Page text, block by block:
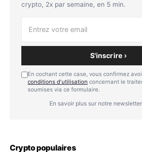
crypto, 2x par semaine, en 5 min.
S'inscrire ›
En cochant cette case, vous confirmez
conditions d'utilisation concernant le
soumises via ce formulaire.
En savoir plus sur notre
Crypto populaires